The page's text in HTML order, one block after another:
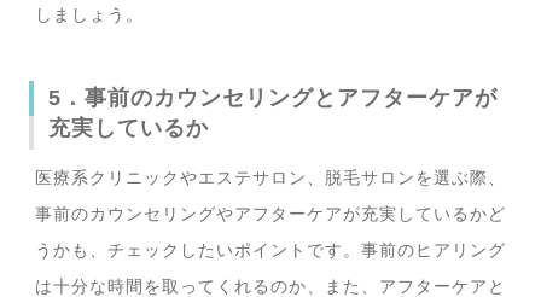
しましょう。
5．事前のカウンセリングとアフターケアが
充実しているか
医療系クリニックやエステサロン、脱毛サロンを選ぶ際、
事前のカウンセリングやアフターケアが充実しているかど
うかも、チェックしたいポイントです。事前のヒアリング
は十分な時間を取ってくれるのか、また、アフターケアと